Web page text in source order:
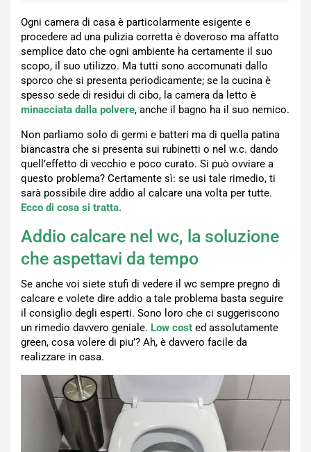
Ogni camera di casa è particolarmente esigente e
procedere ad una pulizia corretta è doveroso ma affatto
semplice dato che ogni ambiente ha certamente il suo
scopo, il suo utilizzo. Ma tutti sono accomunati dallo
sporco che si presenta periodicamente; se la cucina è
spesso sede di residui di cibo, la camera da letto è
minacciata dalla polvere, anche il bagno ha il suo nemico.
Non parliamo solo di germi e batteri ma di quella patina
biancastra che si presenta sui rubinetti o nel w.c. dando
quell’effetto di vecchio e poco curato. Si può ovviare a
questo problema? Certamente sì: se usi tale rimedio, ti
sarà possibile dire addio al calcare una volta per tutte.
Ecco di cosa si tratta.
Addio calcare nel wc, la soluzione
che aspettavi da tempo
Se anche voi siete stufi di vedere il wc sempre pregno di
calcare e volete dire addio a tale problema basta seguire
il consiglio degli esperti. Sono loro che ci suggeriscono
un rimedio davvero geniale. Low cost ed assolutamente
green, cosa volere di piu’? Ah, è davvero facile da
realizzare in casa.